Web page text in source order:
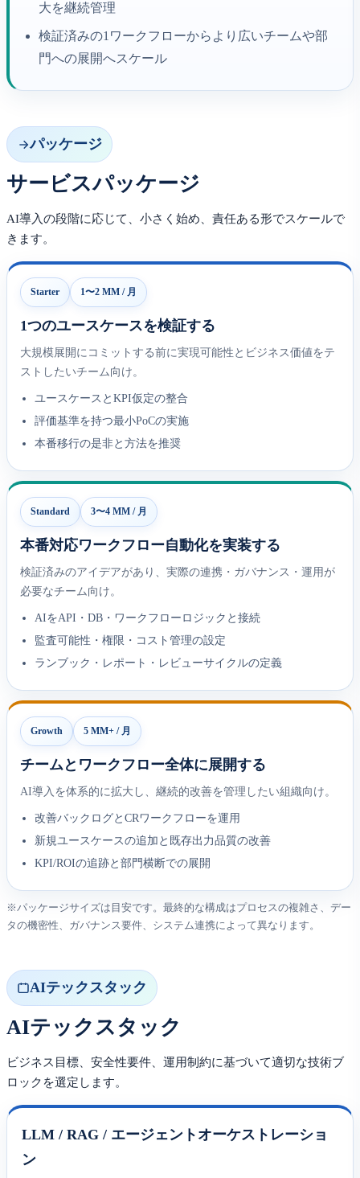
大を継続管理
検証済みの1ワークフローからより広いチームや部
門への展開へスケール
パッケージ
サービスパッケージ
AI導入の段階に応じて、小さく始め、責任ある形でスケールで
きます。
Starter 1〜2 MM / 月
1つのユースケースを検証する
大規模展開にコミットする前に実現可能性とビジネス価値をテ
ストしたいチーム向け。
ユースケースとKPI仮定の整合
評価基準を持つ最小PoCの実施
本番移行の是非と方法を推奨
Standard 3〜4 MM / 月
本番対応ワークフロー自動化を実装する
検証済みのアイデアがあり、実際の連携・ガバナンス・運用が
必要なチーム向け。
AIをAPI・DB・ワークフローロジックと接続
監査可能性・権限・コスト管理の設定
ランブック・レポート・レビューサイクルの定義
Growth 5 MM+ / 月
チームとワークフロー全体に展開する
AI導入を体系的に拡大し、継続的改善を管理したい組織向け。
改善バックログとCRワークフローを運用
新規ユースケースの追加と既存出力品質の改善
KPI/ROIの追跡と部門横断での展開
※パッケージサイズは目安です。最終的な構成はプロセスの複雑さ、デー
タの機密性、ガバナンス要件、システム連携によって異なります。
AIテックスタック
AIテックスタック
ビジネス目標、安全性要件、運用制約に基づいて適切な技術ブ
ロックを選定します。
LLM / RAG / エージェントオーケストレーショ
ン